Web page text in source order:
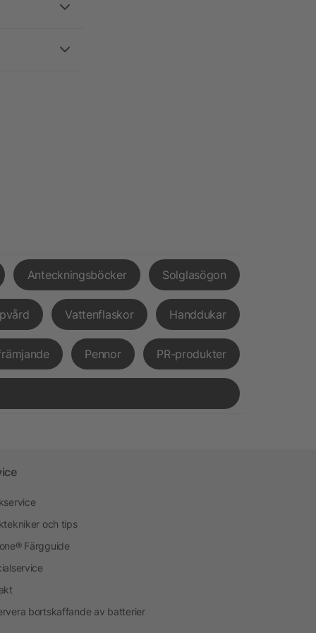
Anteckningsböcker Solglasögon
Vattenflaskor Handdukar
Pennor PR-produkter
och tips
Färgguide
bortskaffande av batterier